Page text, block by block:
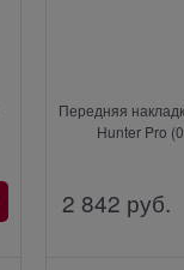
Передняя
Hunter Pro
2 842 руб.